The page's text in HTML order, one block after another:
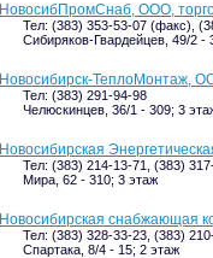
НовосибПромСнаб, ООО,
Тел: (383) 353-53-07 (факс),
Сибиряков-Гвардейцев, 49/2 -
Новосибирск-ТеплоМонтаж,
Тел: (383) 291-94-98
Челюскинцев, 36/1 - 309; 3
Новосибирская
Тел: (383) 214-13-71, (383)
Мира, 62 - 310; 3 этаж
Новосибирская снабжающая
Тел: (383) 328-33-23, (383)
Спартака, 8/4 - 15; 2 этаж